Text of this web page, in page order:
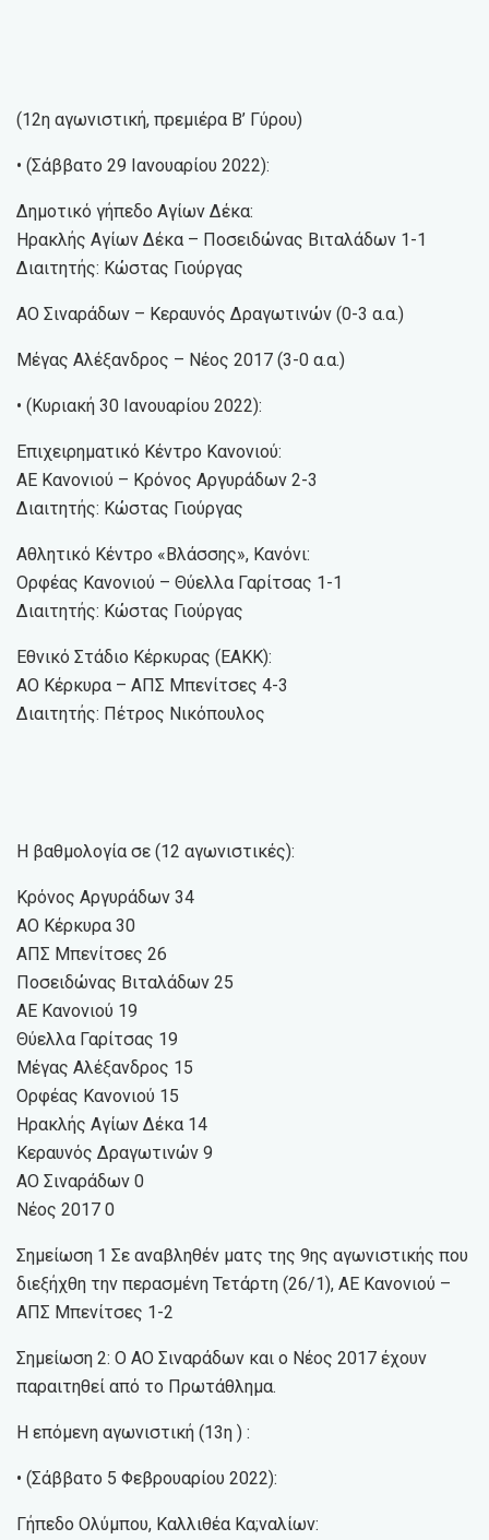
(12η αγωνιστική, πρεμιέρα Β’ Γύρου)
• (Σάββατο 29 Ιανουαρίου 2022):
Δημοτικό γήπεδο Αγίων Δέκα:
Ηρακλής Αγίων Δέκα – Ποσειδώνας Βιταλάδων 1-1
Διαιτητής: Κώστας Γιούργας
ΑΟ Σιναράδων – Κεραυνός Δραγωτινών (0-3 α.α.)
Μέγας Αλέξανδρος – Νέος 2017 (3-0 α.α.)
• (Κυριακή 30 Ιανουαρίου 2022):
Επιχειρηματικό Κέντρο Κανονιού:
ΑΕ Κανονιού – Κρόνος Αργυράδων 2-3
Διαιτητής: Κώστας Γιούργας
Αθλητικό Κέντρο «Βλάσσης», Κανόνι:
Ορφέας Κανονιού – Θύελλα Γαρίτσας 1-1
Διαιτητής: Κώστας Γιούργας
Εθνικό Στάδιο Κέρκυρας (ΕΑΚΚ):
ΑΟ Κέρκυρα – ΑΠΣ Μπενίτσες 4-3
Διαιτητής: Πέτρος Νικόπουλος
Η βαθμολογία σε (12 αγωνιστικές):
Κρόνος Αργυράδων 34
ΑΟ Κέρκυρα 30
ΑΠΣ Μπενίτσες 26
Ποσειδώνας Βιταλάδων 25
ΑΕ Κανονιού 19
Θύελλα Γαρίτσας 19
Μέγας Αλέξανδρος 15
Ορφέας Κανονιού 15
Ηρακλής Αγίων Δέκα 14
Κεραυνός Δραγωτινών 9
ΑΟ Σιναράδων 0
Νέος 2017 0
Σημείωση 1 Σε αναβληθέν ματς της 9ης αγωνιστικής που
διεξήχθη την περασμένη Τετάρτη (26/1), ΑΕ Κανονιού –
ΑΠΣ Μπενίτσες 1-2
Σημείωση 2: Ο ΑΟ Σιναράδων και ο Νέος 2017 έχουν
παραιτηθεί από το Πρωτάθλημα.
Η επόμενη αγωνιστική (13η ) :
• (Σάββατο 5 Φεβρουαρίου 2022):
Γήπεδο Ολύμπου, Καλλιθέα Κα;ναλίων: